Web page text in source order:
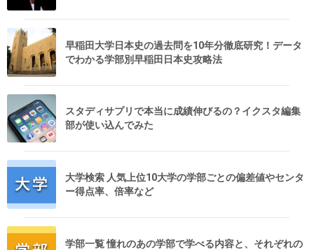
早稲田大学日本史の過去問を10年分徹底研究！データ
でわかる学部別早稲田日本史攻略法
スタディサプリで本当に成績伸びるの？イクスタ編集
部が使い込んでみた
大学検索 人気上位10大学の学部ごとの偏差値やセンタ
ー得点率、倍率など
学部一覧 憧れのあの学部で学べる内容と、それぞれの